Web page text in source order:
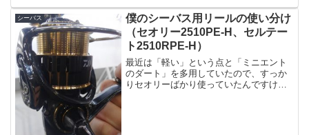
るから）のですが、価格が安いという事
もあり、たぶん１〜２個は...
シーバス
僕のシーバス用リールの使い分け
（セオリー2510PE-H、セルテー
ト2510RPE-H）
最近は「軽い」という点と「ミニエント
のダート」を多用していたので、すっか
りセオリーばかり使っていたんですけ